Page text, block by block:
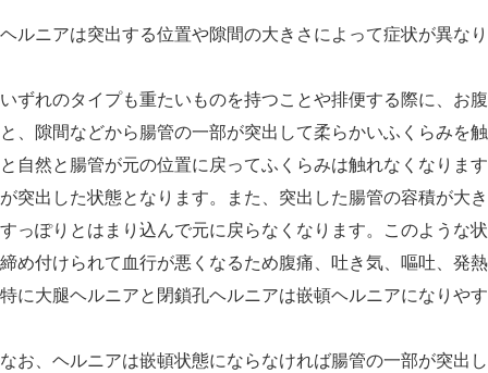
ヘルニアは突出する位置や隙間の大きさによって症状が異な
いずれのタイプも重たいものを持つことや排便する際に、お
と、隙間などから腸管の一部が突出して柔らかいふくらみを
と自然と腸管が元の位置に戻ってふくらみは触れなくなりま
が突出した状態となります。また、突出した腸管の容積が大
すっぽりとはまり込んで元に戻らなくなります。このような
締め付けられて血行が悪くなるため腹痛、吐き気、嘔吐、発
特に大腿ヘルニアと閉鎖孔ヘルニアは嵌頓ヘルニアになりや
なお、ヘルニアは嵌頓状態にならなければ腸管の一部が突出